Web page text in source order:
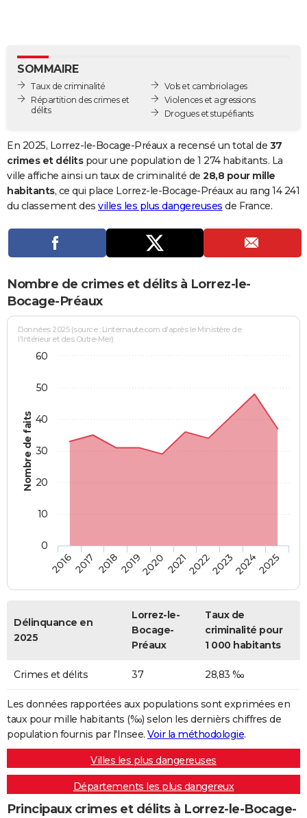
BONS PLANS
CARTE DE VOEUX
Dictionnaire
Biographies
Citations
Expressions
Proverbes
PROGRAMME TV
S'inscrire
Se connecter
Lycées
Collèges
Primaires
Universités
Entreprises
Service militaire
Avis de recherche
AVIS DE DÉCÈS
SOMMAIRE
Taux de criminalité
Répartition des crimes et
délits
Vols et cambriolages
Violences et agressions
Drogues et stupéfiants
En 2025, Lorrez-le-Bocage-Préaux a recensé un total de 37
crimes et délitspour une population de 1 274 habitants. La
ville affiche ainsi un taux de criminalité de 28,8 pour mille
habitants, ce qui place Lorrez-le-Bocage-Préaux au rang 14 241
du classement des villes les plus dangereuses de France.
Nombre de crimes et délits à Lorrez-le-
Bocage-Préaux
Nombre de faits
Données 2025 (source : Linternaute.com d'après le Ministère de
l'Intérieur et des Outre-Mer)
20162017 20182019202020212022202320242025
0
10
20
30
40
50
60
Délinquance en
2025
Lorrez-le-
Bocage-
Préaux
Taux de
criminalité pour
1 000 habitants
Crimes et délits 37 28,83 ‰
Les données rapportées aux populations sont exprimées en
taux pour mille habitants (‰) selon les dernièrs chiffres de
population fournis par l'Insee. Voir la méthodologie.
Villes les plus dangereuses
Départements les plus dangereux
Principaux crimes et délits à Lorrez-le-Bocage-